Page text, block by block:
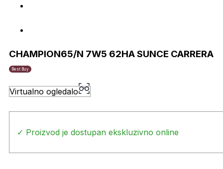
CHAMPION65/N 7W5 62HA SUNCE CARRERA
Best Buy
Virtualno ogledalo
✓ Proizvod je dostupan ekskluzivno online